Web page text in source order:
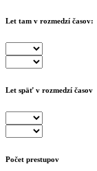
Let tam v rozmedzí časov:
Let späť v rozmedzí časov
Počet prestupov